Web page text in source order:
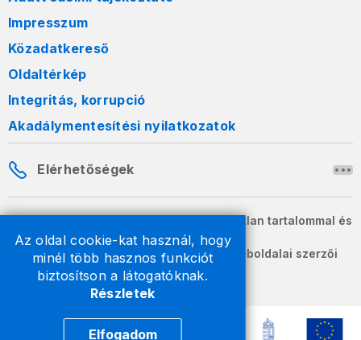
Az oldal cookie-kat használ, hogy
minél több hasznos funkciót
biztosítson a látogatóknak.
Részletek
Elfogadom
Impresszum
Közadatkereső
Oldaltérkép
Integritás, korrupció
Akadálymentesítési nyilatkozatok
Elérhetőségek
A honlapon szereplő információk változatlan tartalommal és
formában szabadon terjeszthetők.
2026 © A Nemzeti Adó- és Vámhivatal weboldalai szerzői
jogvédelem alatt állnak.